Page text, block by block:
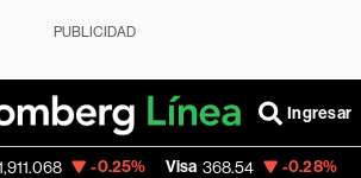
PUBLICIDAD
Ingresar
-0.25% Visa 368.54 -0.28%